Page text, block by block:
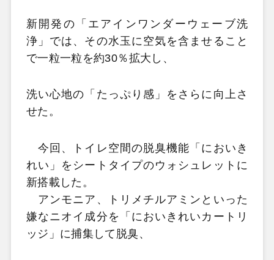
新開発の「エアインワンダーウェーブ洗
浄」では、その水玉に空気を含ませること
で一粒一粒を約30％拡大し、
洗い心地の「たっぷり感」をさらに向上さ
せた。
今回、トイレ空間の脱臭機能「においき
れい」をシートタイプのウォシュレットに
新搭載した。
アンモニア、トリメチルアミンといった
嫌なニオイ成分を「においきれいカートリ
ッジ」に捕集して脱臭、